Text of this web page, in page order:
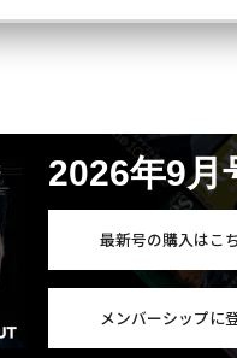
2026年9月
最新号の購入はこ
メンバーシップに